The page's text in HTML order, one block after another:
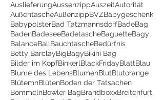
AuslieferungAussenzippAuszeitAutorität
AußentascheAußenzippBVZBabygeschenk
BabypolsterBad TatzmannsdorfBadeBag
BadenBadeseeBadetascheBaguetteBagy
BalanceBallBauchtascheBedürfnis
Betty BarclayBigBagyBikini Bag
Bilder im KopfBinkerlBlackFridayBlattBlau
Blume des LebensBlumenBlutBlutorange
BlütemnBlütenBoden der Tatsachen
BommelnBowler BagBrandboxxBreitenfurt